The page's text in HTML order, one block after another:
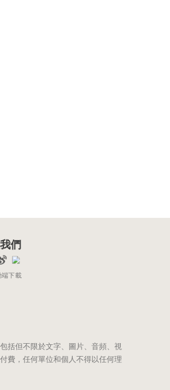
們
端下載
括但不限於文字、圖片、音頻、視
費，任何單位和個人不得以任何理